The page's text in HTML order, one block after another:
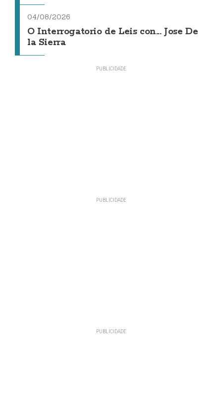
04/08/2026
O Interrogatorio de Leis con... Jose De
la Sierra